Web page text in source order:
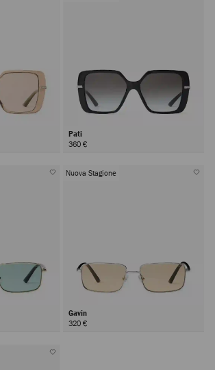
Pati
360 €
Nuova Stagione
Gavin
320 €